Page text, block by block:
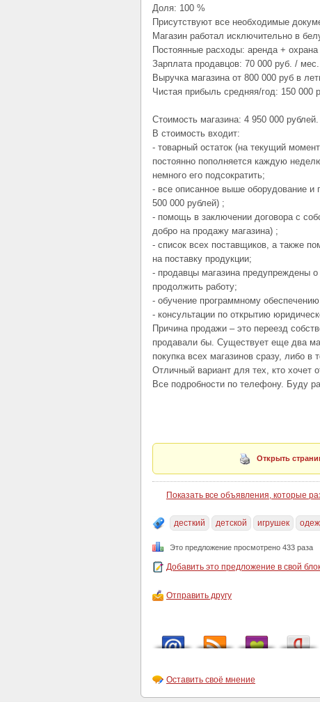
Доля: 100 %
Присутствуют все необходимые
Магазин работал исключительно в
Постоянные расходы: аренда +
Зарплата продавцов: 70 000 руб. / мес.
Выручка магазина от 800 000 руб в
Чистая прибыль средняя/год: 150 000
Стоимость магазина: 4 950 000 рублей.
В стоимость входит:
- товарный остаток (на текущий
постоянно пополняется каждую
немного его подсократить;
- все описанное выше оборудование и
500 000 рублей) ;
- помощь в заключении договора с
добро на продажу магазина) ;
- список всех поставщиков, а также
на поставку продукции;
- продавцы магазина предупреждены
продолжить работу;
- обучение программному
- консультации по открытию
Причина продажи – это переезд
продавали бы. Существует еще два
покупка всех магазинов сразу, либо в
Отличный вариант для тех, кто хочет
Все подробности по телефону. Буду
Открыть
Показать все объявления, которые
десткий детской игрушек
Это предложение просмотрено 433 раза
Добавить это предложение в свой
Отправить другу
Оставить своё мнение